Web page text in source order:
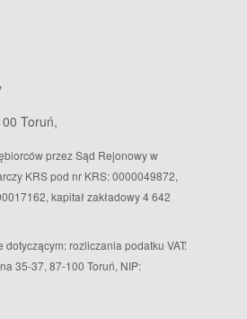
Toruń,
przez Sąd Rejonowy w
KRS pod nr KRS: 0000049872,
kapitał zakładowy 4 642
rozliczania podatku VAT:
35-37, 87-100 Toruń, NIP: